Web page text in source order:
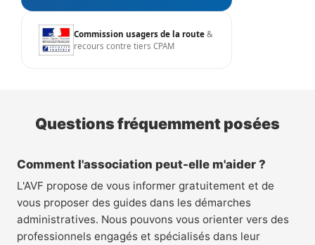
Commission usagers de la route &
recours contre tiers CPAM
Questions fréquemment posées
Comment l'association peut-elle m'aider ?
L'AVF propose de vous informer gratuitement et de
vous proposer des guides dans les démarches
administratives. Nous pouvons vous orienter vers des
professionnels engagés et spécialisés dans leur